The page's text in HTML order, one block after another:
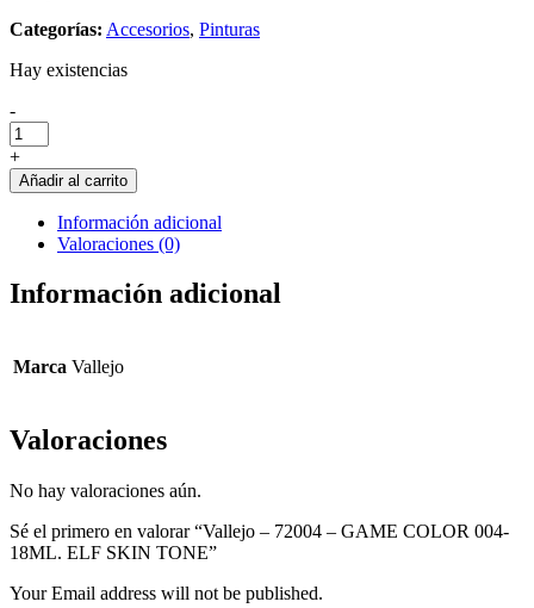
Categorías: Accesorios, Pinturas
Hay existencias
Cantidad
de
Vallejo
-
72004
GAME
COLOR
004-
18ML.
TONE
-
+
Añadir al carrito
Información adicional
Valoraciones (0)
Información adicional
Marca Vallejo
Valoraciones
No hay valoraciones aún.
Sé el primero en valorar “Vallejo – 72004 – GAME COLOR 004-
18ML. ELF SKIN TONE”
Your Email address will not be published.